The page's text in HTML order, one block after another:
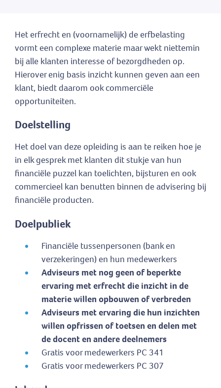
Het erfrecht en (voornamelijk) de erfbelasting
vormt een complexe materie maar wekt niettemin
bij alle klanten interesse of bezorgdheden op.
Hierover enig basis inzicht kunnen geven aan een
klant, biedt daarom ook commerciële
opportuniteiten.
Doelstelling
Het doel van deze opleiding is aan te reiken hoe je
in elk gesprek met klanten dit stukje van hun
financiële puzzel kan toelichten, bijsturen en ook
commercieel kan benutten binnen de advisering bij
financiële producten.
Doelpubliek
Financiële tussenpersonen (bank en
verzekeringen) en hun medewerkers
Adviseurs met nog geen of beperkte
ervaring met erfrecht die inzicht in de
materie willen opbouwen of verbreden
Adviseurs met ervaring die hun inzichten
willen opfrissen of toetsen en delen met
de docent en andere deelnemers
Gratis voor medewerkers PC 341
Gratis voor medewerkers PC 307